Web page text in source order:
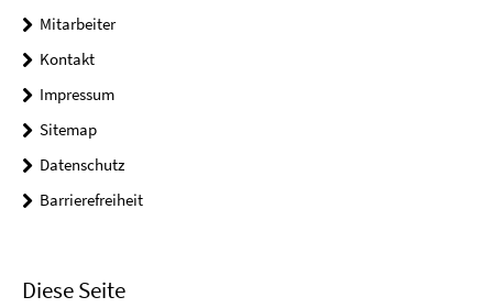
Mitarbeiter
Kontakt
Impressum
Sitemap
Datenschutz
Barrierefreiheit
Diese Seite